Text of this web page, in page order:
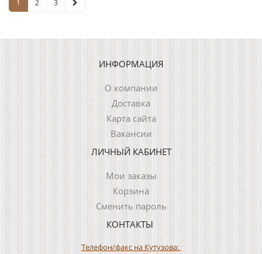
1 2 3
ИНФОРМАЦИЯ
О компании
Доставка
Карта сайта
Вакансии
ЛИЧНЫЙ КАБИНЕТ
Мои заказы
Корзина
Сменить пароль
КОНТАКТЫ
Телефон/факс на Кутузова: